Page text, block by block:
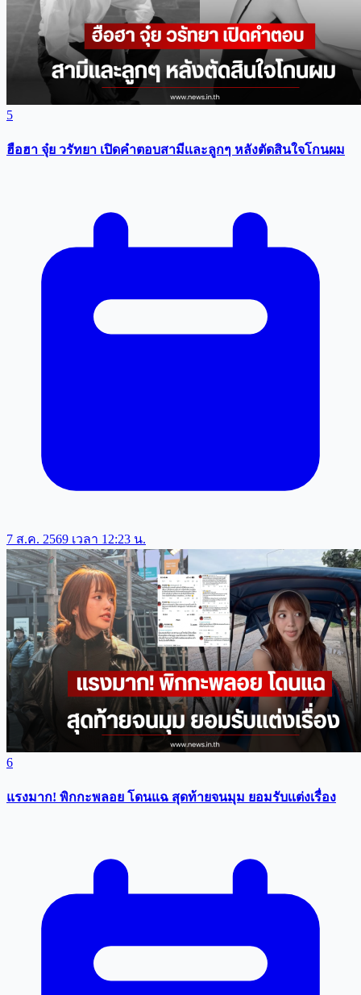
5
ฮือฮา จุ๋ย วรัทยา เปิดคำตอบสามีเเละลูกๆ หลังตัดสินใจโกนผม
7 ส.ค. 2569 เวลา 12:23 น.
6
แรงมาก! พิกกะพลอย โดนแฉ สุดท้ายจนมุม ยอมรับเเต่งเรื่อง